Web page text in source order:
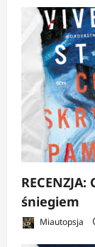
śniegiem
Miautopsja